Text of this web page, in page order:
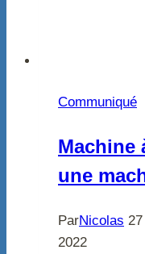
Communiqué
Machine
une
ParNicolas
2022